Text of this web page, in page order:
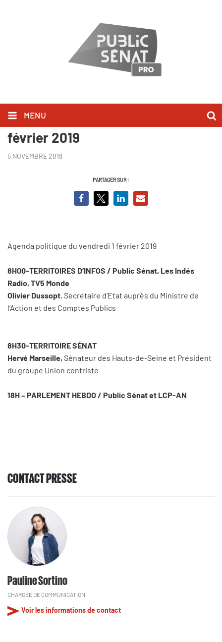
MENU
Agenda politique du vendredi 1
février 2019
5 NOVEMBRE 2018
PARTAGER SUR :
Agenda politique du vendredi 1 février 2019
8H00-TERRITOIRES D’INFOS / Public Sénat, Les Indés
Radio, TV5 Monde
Olivier Dussopt, Secrétaire d’Etat auprès du Ministre de
l’Action et des Comptes Publics
8H30-TERRITOIRE SÉNAT
Hervé Marseille, Sénateur des Hauts-de-Seine et Président
du groupe Union centriste
18H – PARLEMENT HEBDO / Public Sénat et LCP-AN
CONTACT PRESSE
Pauline Sortino
CHARGÉE DE COMMUNICATION
Voir les informations de contact